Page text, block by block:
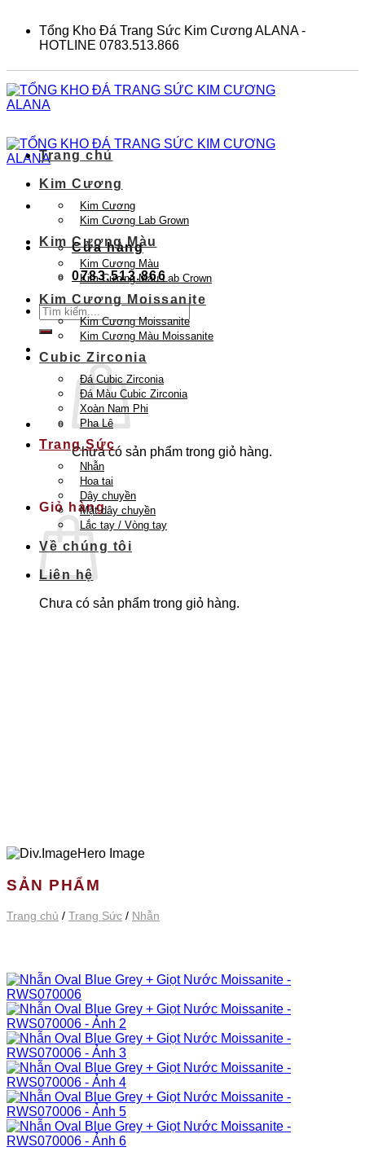
content
Tổng Kho Đá Trang Sức Kim Cương ALANA -
HOTLINE 0783.513.866
Cửa hàng
0783.513.866
Tìm
kiếm:
Chưa có sản phẩm trong giỏ hàng.
Quay trở lại cửa hàng
Giỏ hàng
Chưa có sản phẩm trong giỏ hàng.
Trang chủ
Kim Cương
Kim Cương
Kim Cương Lab Grown
Kim Cương Màu
Kim Cương Màu
Kim Cương Màu Lab Crown
Kim Cương Moissanite
Kim Cương Moissanite
Kim Cương Màu Moissanite
Cubic Zirconia
Đá Cubic Zirconia
Đá Màu Cubic Zirconia
Xoàn Nam Phi
Pha Lê
Trang Sức
Nhẫn
Hoa tai
Dây chuyền
Mặt dây chuyền
Lắc tay / Vòng tay
Về chúng tôi
Liên hệ
SẢN PHẨM
Trang chủ / Trang Sức / Nhẫn